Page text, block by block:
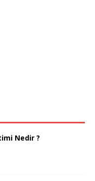
Nedir ?